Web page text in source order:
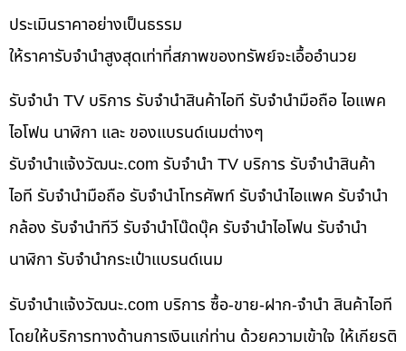
ประเมินราคาอย่างเป็นธรรม
ให้ราคารับจำนำสูงสุดเท่าที่สภาพของทรัพย์จะเอื้ออำนวย
รับจำนำ TV บริการ รับจำนำสินค้าไอที รับจำนำมือถือ ไอแพค
ไอโฟน นาฬิกา และ ของแบรนด์เนมต่างๆ
รับจํานําแจ้งวัฒนะ.com รับจำนำ TV บริการ รับจำนำสินค้า
ไอที รับจำนำมือถือ รับจำนำโทรศัพท์ รับจำนำไอแพค รับจำนำ
กล้อง รับจำนำทีวี รับจำนำโน๊ดบุ๊ค รับจำนำไอโฟน รับจำนำ
นาฬิกา รับจำนำกระเป๋าแบรนด์เนม
รับจํานําแจ้งวัฒนะ.com บริการ ซื้อ-ขาย-ฝาก-จำนำ สินค้าไอที
โดยให้บริการทางด้านการเงินแก่ท่าน ด้วยความเข้าใจ ให้เกียรติ